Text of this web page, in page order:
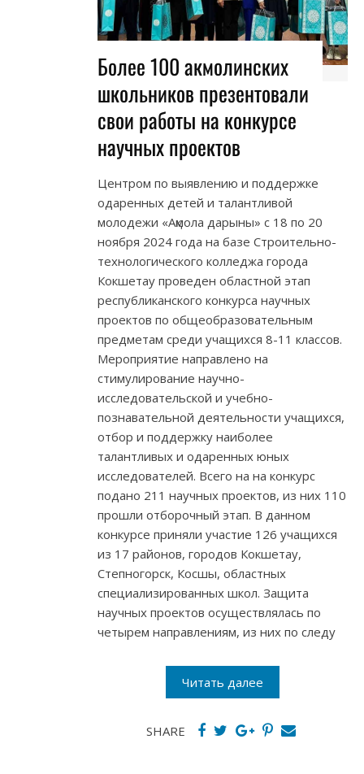
Более 100 акмолинских
школьников презентовали
свои работы на конкурсе
научных проектов
Центром по выявлению и поддержке
одаренных детей и талантливой
молодежи «Ақмола дарыны» с 18 по 20
ноября 2024 года на базе Строительно-
технологического колледжа города
Кокшетау проведен областной этап
республиканского конкурса научных
проектов по общеобразовательным
предметам среди учащихся 8-11 классов.
Мероприятие направлено на
стимулирование научно-
исследовательской и учебно-
познавательной деятельности учащихся,
отбор и поддержку наиболее
талантливых и одаренных юных
исследователей. Всего на на конкурс
подано 211 научных проектов, из них 110
прошли отборочный этап. В данном
конкурсе приняли участие 126 учащихся
из 17 районов, городов Кокшетау,
Степногорск, Косшы, областных
специализированных школ. Защита
научных проектов осуществлялась по
четырем направлениям, из них по следу
Читать далее
SHARE